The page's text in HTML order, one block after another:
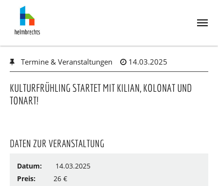
main
content
Termine & Veranstaltungen 14.03.2025
KULTURFRÜHLING STARTET MIT KILIAN, KOLONAT UND
TONART!
DATEN ZUR VERANSTALTUNG
Datum:
14.03.2025
Preis:
26 €